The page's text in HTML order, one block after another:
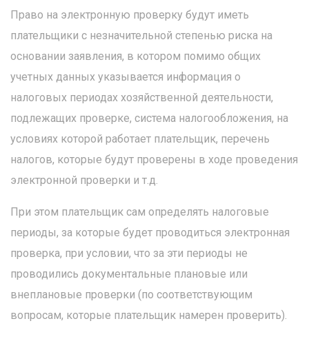
Право на электронную проверку будут иметь
плательщики с незначительной степенью риска на
основании заявления, в котором помимо общих
учетных данных указывается информация о
налоговых периодах хозяйственной деятельности,
подлежащих проверке, система налогообложения, на
условиях которой работает плательщик, перечень
налогов, которые будут проверены в ходе проведения
электронной проверки и т.д.
При этом плательщик сам определять налоговые
периоды, за которые будет проводиться электронная
проверка, при условии, что за эти периоды не
проводились документальные плановые или
внеплановые проверки (по соответствующим
вопросам, которые плательщик намерен проверить).